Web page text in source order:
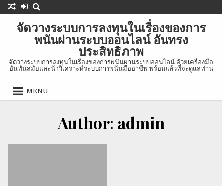
Skip
to
contentจัดวางระบบการลงทุนในเรื่องของการ
พนันผ่านระบบออนไลน์ อันทรง
ประสิทธิภาพ
จัดวางระบบการลงทุนในเรื่องของการพนันผ่านระบบออนไลน์ ด้วยเครื่องมือ
อันทันสมัยและนักวิเคราะห์ระบบการพนันมืออาชีพ พร้อมแล้วที่จะดูแลท่าน
MENU
Author: admin